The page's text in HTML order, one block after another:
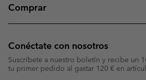
Comprar
Conéctate con nosotros
Suscríbete a nuestro boletín y recibe un
tu primer pedido al gastar 120 € en